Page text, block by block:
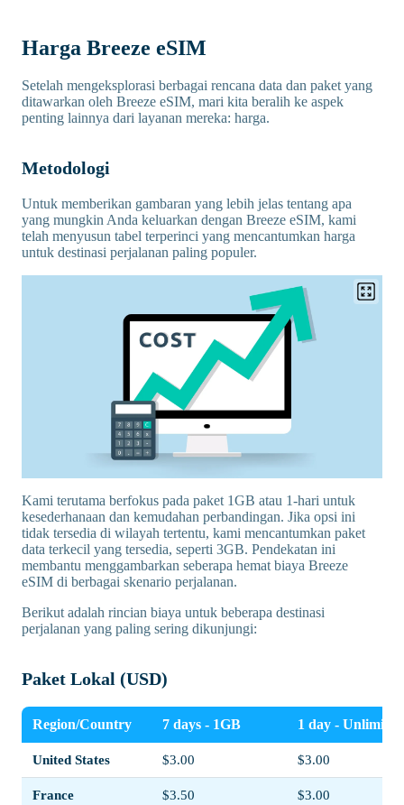
Harga Breeze eSIM
Setelah mengeksplorasi berbagai rencana data dan paket yang
ditawarkan oleh Breeze eSIM, mari kita beralih ke aspek
penting lainnya dari layanan mereka: harga.
Metodologi
Untuk memberikan gambaran yang lebih jelas tentang apa
yang mungkin Anda keluarkan dengan Breeze eSIM, kami
telah menyusun tabel terperinci yang mencantumkan harga
untuk destinasi perjalanan paling populer.
Kami terutama berfokus pada paket 1GB atau 1-hari untuk
kesederhanaan dan kemudahan perbandingan. Jika opsi ini
tidak tersedia di wilayah tertentu, kami mencantumkan paket
data terkecil yang tersedia, seperti 3GB. Pendekatan ini
membantu menggambarkan seberapa hemat biaya Breeze
eSIM di berbagai skenario perjalanan.
Berikut adalah rincian biaya untuk beberapa destinasi
perjalanan yang paling sering dikunjungi:
Paket Lokal (USD)
Region/Country 7 days - 1GB 1 day - Unlimited
United States $3.00 $3.00
France $3.50 $3.00